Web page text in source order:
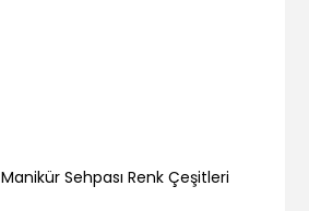
Manikür Sehpası Renk Çeşitleri